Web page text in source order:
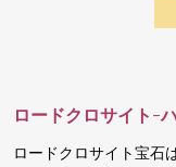
ロードクロサイト-
ロードクロサイト宝石